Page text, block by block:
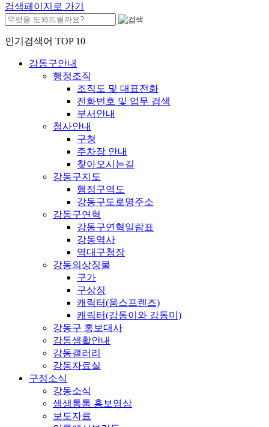
검색페이지로 가기
인기검색어 TOP 10
강동구안내
행정조직
조직도 및 대표전화
전화번호 및 업무 검색
부서안내
청사안내
구청
주차장 안내
찾아오시는길
강동구지도
행정구역도
강동구도로명주소
강동구연혁
강동구연혁일람표
강동역사
역대구청장
강동의상징물
구가
구상징
캐릭터(움스프렌즈)
캐릭터(강동이와 강동미)
강동구 홍보대사
강동생활안내
강동갤러리
강동자료실
구정소식
강동소식
생생통통 홍보영상
보도자료